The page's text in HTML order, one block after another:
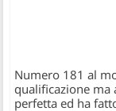
Numero 181 al
qualificazione ma
perfetta ed ha